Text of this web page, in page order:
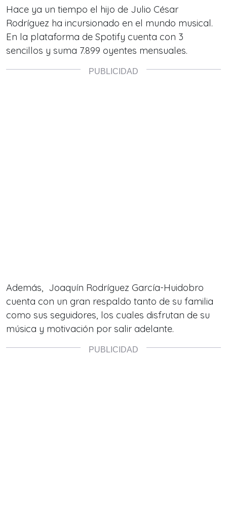
Hace ya un tiempo el hijo de Julio César
Rodríguez ha incursionado en el mundo musical.
En la plataforma de Spotify cuenta con 3
sencillos y suma 7.899 oyentes mensuales.
Además, Joaquín Rodríguez García-Huidobro
cuenta con un gran respaldo tanto de su familia
como sus seguidores, los cuales disfrutan de su
música y motivación por salir adelante.